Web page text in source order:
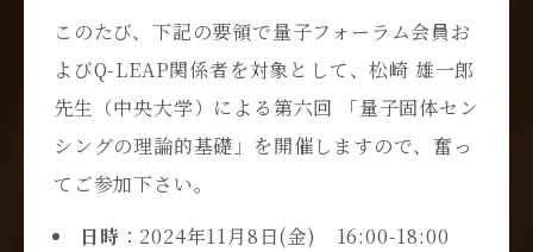
このたび、下記の要領で量子フォーラム会員お
よびQ-LEAP関係者を対象として、松崎 雄一郎
先生（中央大学）による第六回 「量子固体セン
シングの理論的基礎」を開催しますので、奮っ
てご参加下さい。
日時 ：2024年11月8日(金) 16:00-18:00